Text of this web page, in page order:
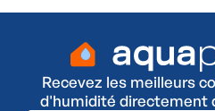
Recevez les meilleurs
d'humidité directement